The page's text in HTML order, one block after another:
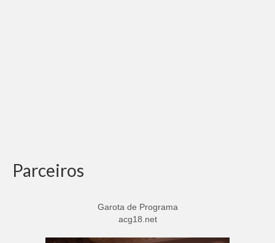
Parceiros
Garota de Programa
acg18.net